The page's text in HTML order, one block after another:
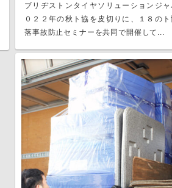
ブリヂストンタイヤソリューションジャ
０２２年の秋ト協を皮切りに、１８の
落事故防止セミナーを共同で開催して...